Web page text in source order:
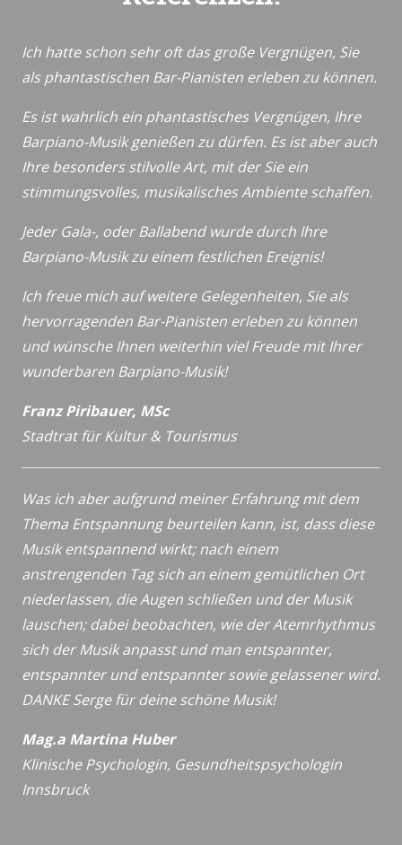
Ich hatte schon sehr oft das große Vergnügen, Sie
als phantastischen Bar-Pianisten erleben zu können.
Es ist wahrlich ein phantastisches Vergnügen, Ihre
Barpiano-Musik genießen zu dürfen. Es ist aber auch
Ihre besonders stilvolle Art, mit der Sie ein
stimmungsvolles, musikalisches Ambiente schaffen.
Jeder Gala-, oder Ballabend wurde durch Ihre
Barpiano-Musik zu einem festlichen Ereignis!
Ich freue mich auf weitere Gelegenheiten, Sie als
hervorragenden Bar-Pianisten erleben zu können
und wünsche Ihnen weiterhin viel Freude mit Ihrer
wunderbaren Barpiano-Musik!
Franz Piribauer, MSc
Stadtrat für Kultur & Tourismus
Was ich aber aufgrund meiner Erfahrung mit dem
Thema Entspannung beurteilen kann, ist, dass diese
Musik entspannend wirkt; nach einem
anstrengenden Tag sich an einem gemütlichen Ort
niederlassen, die Augen schließen und der Musik
lauschen; dabei beobachten, wie der Atemrhythmus
sich der Musik anpasst und man entspannter,
entspannter und entspannter sowie gelassener wird.
DANKE Serge für deine schöne Musik!
Mag.a Martina Huber
Klinische Psychologin, Gesundheitspsychologin
Innsbruck